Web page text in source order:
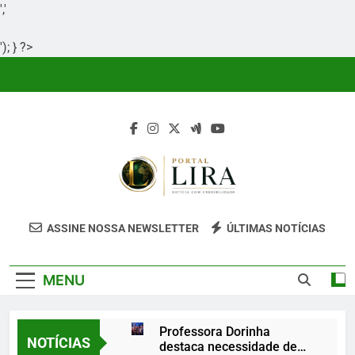
','
'); } ?>
Portal Lira
Portal Lira É Um Site Informativo
Clareza, Responsabilidade E Uma Boa
ASSINE NOSSA NEWSLETTER ÚLTIMAS NOTÍCIAS
MENU
NOTÍCIAS
Professora Dorinha
destaca necessidade de